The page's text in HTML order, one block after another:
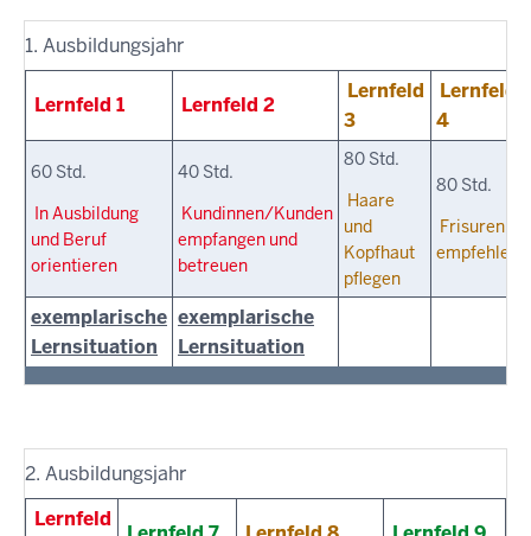
1. Ausbildungsjahr
Lernfeld 1 Lernfeld 2
Lernfeld
3
Lernfeld
4
60 Std.
In Ausbildung
und Beruf
orientieren
40 Std.
Kundinnen/Kunden
empfangen und
betreuen
80 Std.
Haare
und
Kopfhaut
pflegen
80 Std.
Frisuren
empfehlen
exemplarische
Lernsituation
exemplarische
Lernsituation
2. Ausbildungsjahr
Lernfeld